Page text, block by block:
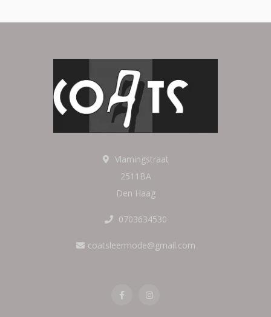
Vlamingstraat
2511BA
Den Haag
0703634530
coatsleermode@gmail.com